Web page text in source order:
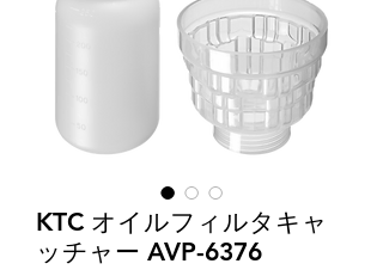
KTC オイルフィルタキャ
ッチャー AVP-6376